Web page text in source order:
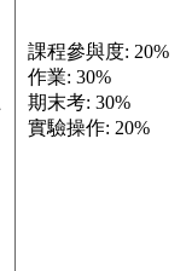
課程參與度: 20%
作業: 30%
期末考: 30%
實驗操作: 20%